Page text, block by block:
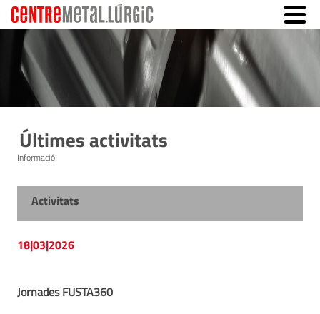
Últimes activitats
Informació
Activitats
18|03|2026
Jornades FUSTA360